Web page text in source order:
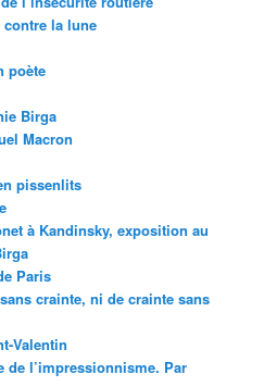
contre la lune
poète
Birga
Macron
pissenlits
à Kandinsky, exposition au
Paris
crainte, ni de crainte sans
Valentin
de l’impressionnisme. Par